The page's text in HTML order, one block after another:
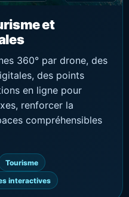
et
360° par drone, des
des points
en ligne pour
renforcer la
compréhensibles
Tourisme
interactives